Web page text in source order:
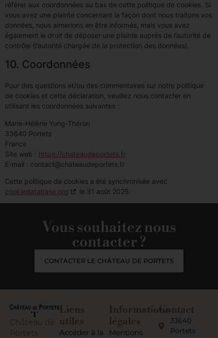
référer aux coordonnées au bas de cette politique de cookies. Si
vous avez une plainte concernant la façon dont nous traitons vos
données, nous aimerions en être informés, mais vous avez
également le droit de déposer une plainte auprès de l’autorité de
contrôle (l’autorité chargée de la protection des données).
10. Coordonnées
Pour des questions et/ou des commentaires sur notre politique
de cookies et cette déclaration, veuillez nous contacter en
utilisant les coordonnées suivantes :
Marie-Hélène Yung-Théron
33640 Portets
France
Site web : https://chateaudeportets.fr
E-mail : contact@chateaudeportets.fr
Cette politique de cookies a été synchronisée avec
cookiedatabase.org
le 31 août 2025.
Vous souhaitez nous
contacter ?
CONTACTER LE CHÂTEAU DE PORTETS
Château de
Portets
Liens
utiles
Accéder à la
Informations
légales
Mentions
Contact
33640
Portets